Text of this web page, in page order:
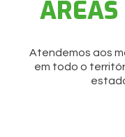
Atendemos aos
em todo o